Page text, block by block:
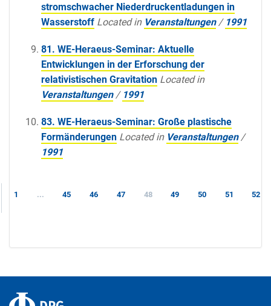
stromschwacher Niederdruckentladungen in
Wasserstoff Located in Veranstaltungen / 1991
81. WE-Heraeus-Seminar: Aktuelle
Entwicklungen in der Erforschung der
relativistischen Gravitation Located in
Veranstaltungen / 1991
83. WE-Heraeus-Seminar: Große plastische
Formänderungen Located in Veranstaltungen /
1991
1 ... 45 46 47 48 49 50 51 52